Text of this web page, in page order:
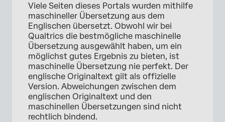
Viele Seiten dieses Portals wurden mithilfe
maschineller Übersetzung aus dem
Englischen übersetzt. Obwohl wir bei
Qualtrics die bestmögliche maschinelle
Übersetzung ausgewählt haben, um ein
möglichst gutes Ergebnis zu bieten, ist
maschinelle Übersetzung nie perfekt. Der
englische Originaltext gilt als offizielle
Version. Abweichungen zwischen dem
englischen Originaltext und den
maschinellen Übersetzungen sind nicht
rechtlich bindend.